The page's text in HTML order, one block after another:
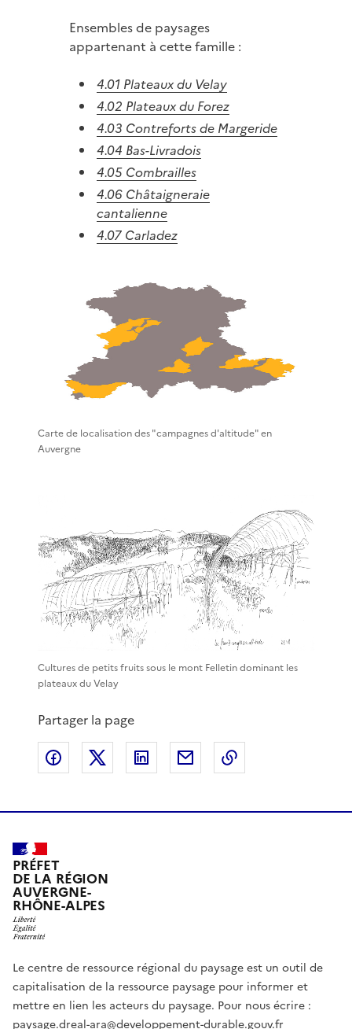
Ensembles de paysages
appartenant à cette famille :
4.01 Plateaux du Velay
4.02 Plateaux du Forez
4.03 Contreforts de Margeride
4.04 Bas-Livradois
4.05 Combrailles
4.06 Châtaigneraie
cantalienne
4.07 Carladez
Carte de localisation des "campagnes d'altitude" en
Auvergne
Cultures de petits fruits sous le mont Felletin dominant les
plateaux du Velay
Partager la page
Partager sur Facebook
Partager sur XPartager sur LinkedIn
Partager par email
PRÉFET
DE LA RÉGION
AUVERGNE-
RHÔNE-ALPES
Le centre de ressource régional du paysage est un outil de
capitalisation de la ressource paysage pour informer et
mettre en lien les acteurs du paysage. Pour nous écrire :
paysage.dreal-ara@developpement-durable.gouv.fr